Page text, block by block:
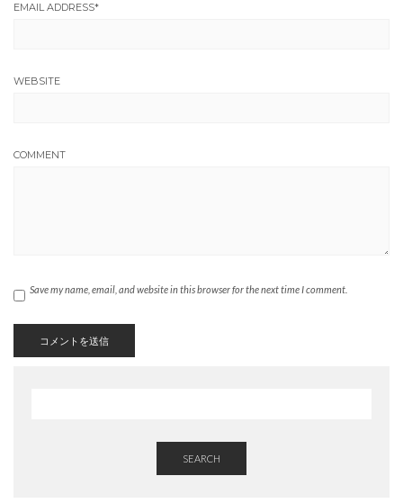
EMAIL ADDRESS*
WEBSITE
COMMENT
Save my name, email, and website in this browser for the next time I comment.
SEARCH